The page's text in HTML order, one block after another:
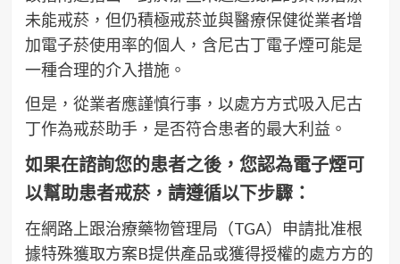
未能戒菸，但仍積極戒菸並與醫療保健從業者增
加電子菸使用率的個人，含尼古丁電子煙可能是
一種合理的介入措施。
但是，從業者應謹慎行事，以處方方式吸入尼古
丁作為戒菸助手，是否符合患者的最大利益。
如果在諮詢您的患者之後，您認為電子煙可
以幫助患者戒菸，請遵循以下步驟：
在網路上跟治療藥物管理局（TGA）申請批准根
據特殊獲取方案B提供產品或獲得授權的處方方的